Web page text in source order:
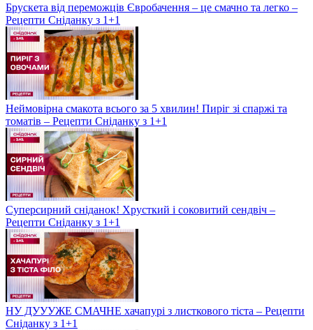
Брускета від переможців Євробачення – це смачно та легко –
Рецепти Сніданку з 1+1
Неймовірна смакота всього за 5 хвилин! Пиріг зі спаржі та
томатів – Рецепти Сніданку з 1+1
Суперсирний сніданок! Хрусткий і соковитий сендвіч –
Рецепти Сніданку з 1+1
НУ ДУУУЖЕ СМАЧНЕ хачапурі з листкового тіста – Рецепти
Сніданку з 1+1